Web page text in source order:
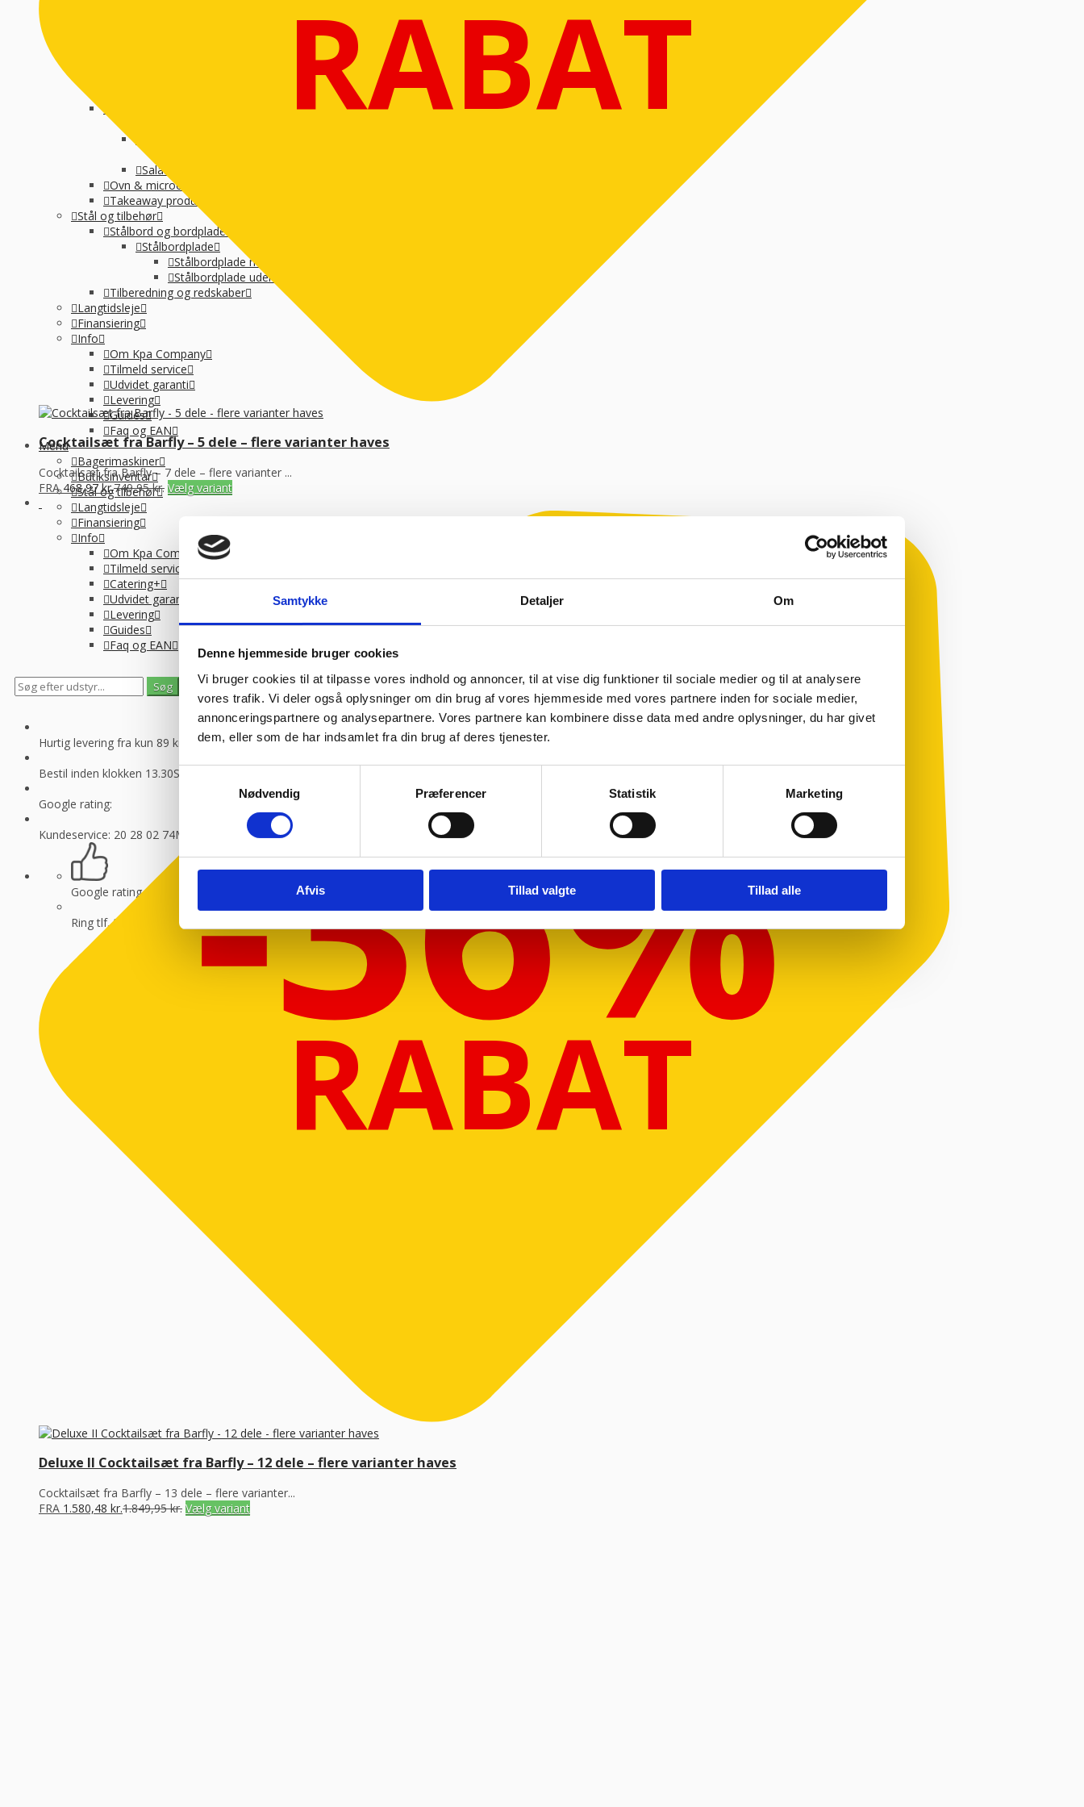
Samtykke Detaljer Om
Denne hjemmeside bruger cookies
Vi bruger cookies til at tilpasse vores indhold og annoncer, til at vise dig funktioner til sociale medier og til at analysere
vores trafik. Vi deler også oplysninger om din brug af vores hjemmeside med vores partnere inden for sociale medier,
annonceringspartnere og analysepartnere. Vores partnere kan kombinere disse data med andre oplysninger, du har givet
dem, eller som de har indsamlet fra din brug af deres tjenester.
Samtykkevalg
Nødvendig
Præferencer Statistik Marketing
Afvis Tillad valgte Tillad alle
Varmelampe, varmeplade og varmeskab
Salatbar og Drop inn
Ovn & microovn
Takeaway produktion
Stål og tilbehør
Stålbord og bordplade
Stålbordplade
Stålbordplade med vanger
Stålbordplade uden vanger
Tilberedning og redskaber
Langtidsleje
Finansiering
Info
Om Kpa Company
Tilmeld service
Udvidet garanti
Levering
Guides
Faq og EAN
Menu
Bagerimaskiner
Butiksinventar
Stål og tilbehør
Langtidsleje
Finansiering
Info
Om Kpa Company
Tilmeld service
Catering+
Udvidet garanti
Levering
Guides
Faq og EAN
Se gemte varer
Se indkøbskurv
Hurtig levering fra kun 89 kr.
Vi sender med GLS og Danske fragtmænd
Bestil inden klokken 13.30Så sender vi lagervarer samme dag
Google rating:
Kundeservice: 20 28 02 74Man-torsdag 08:30 – 16.00, fredag 08:30 – 13.30
Google rating
Ring tlf. 20 28 02 74
8-16.30 (fre 8-13.30)
RABAT
Cocktailsæt fra Barfly – 5 dele – flere varianter haves
Cocktailsæt fra Barfly – 7 dele – flere varianter ...
FRA468,97kr.749,95kr. Vælg variant
-36%
RABAT
Deluxe II Cocktailsæt fra Barfly – 12 dele – flere varianter haves
Cocktailsæt fra Barfly – 13 dele – flere varianter...
FRA 1.580,48 kr.1.849,95kr. Vælg variant